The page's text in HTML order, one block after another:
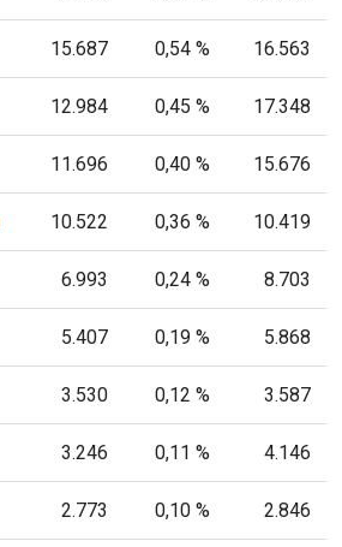
15.687 0,54 % 16.563
12.984 0,45 % 17.348
11.696 0,40 % 15.676
10.522 0,36 % 10.419
6.993 0,24 % 8.703
5.407 0,19 % 5.868
3.530 0,12 % 3.587
3.246 0,11 % 4.146
2.773 0,10 % 2.846